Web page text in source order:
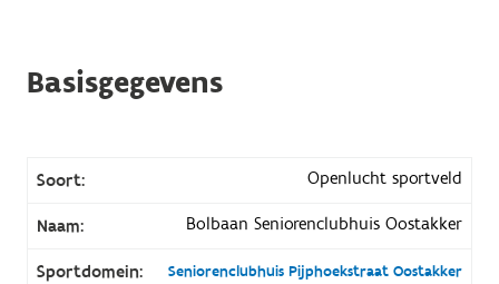
Basisgegevens
Soort: Openlucht sportveld
Naam: Bolbaan Seniorenclubhuis Oostakker
Sportdomein: Seniorenclubhuis Pijphoekstraat Oostakker